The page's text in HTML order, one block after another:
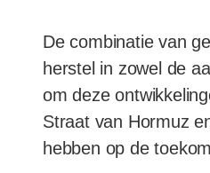
De combinatie van
herstel in zowel de
om deze
Straat van Hormuz
hebben op de